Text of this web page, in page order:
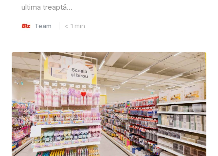
ultima treaptă...
Team < 1 min